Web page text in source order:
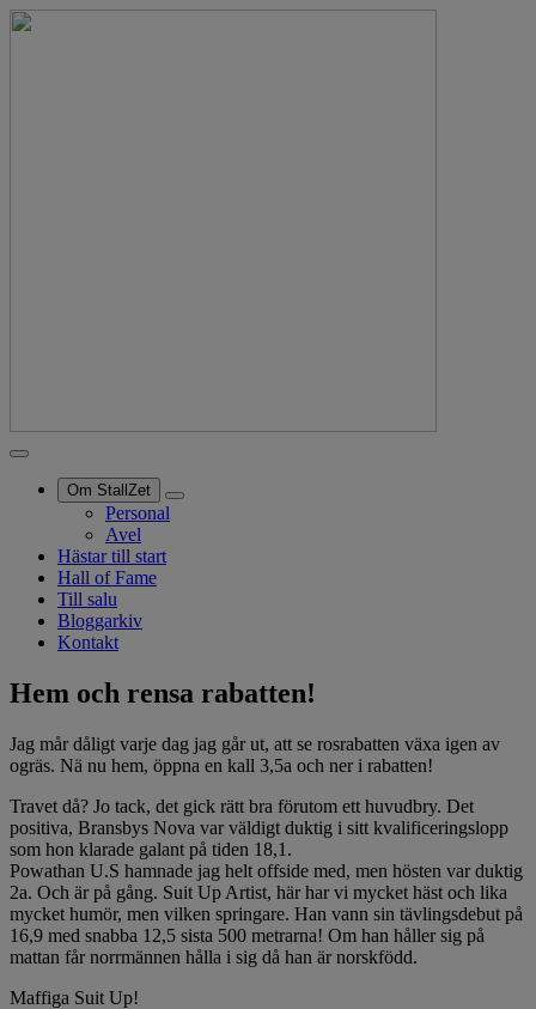
Om StallZet
Personal
Avel
Hästar till start
Hall of Fame
Till salu
Bloggarkiv
Kontakt
Hem och rensa rabatten!
Jag mår dåligt varje dag jag går ut, att se rosrabatten växa igen av
ogräs. Nä nu hem, öppna en kall 3,5a och ner i rabatten!
Travet då? Jo tack, det gick rätt bra förutom ett huvudbry. Det
positiva, Bransbys Nova var väldigt duktig i sitt kvalificeringslopp
som hon klarade galant på tiden 18,1.
Powathan U.S hamnade jag helt offside med, men hösten var duktig
2a. Och är på gång. Suit Up Artist, här har vi mycket häst och lika
mycket humör, men vilken springare. Han vann sin tävlingsdebut på
16,9 med snabba 12,5 sista 500 metrarna! Om han håller sig på
mattan får norrmännen hålla i sig då han är norskfödd.
Maffiga Suit Up!